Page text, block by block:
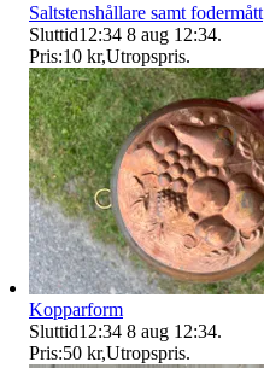
Saltstenshållare samt fodermått
Sluttid12:34 8 aug 12:34.
Pris:10 kr,Utropspris.
Kopparform
Sluttid12:34 8 aug 12:34.
Pris:50 kr,Utropspris.